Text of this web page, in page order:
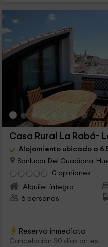
Casa Rural La Rabá-
Alojamiento ubicado a
Sanlucar Del Guadiana,
0 opiniones
Alquiler íntegro
6 personas
Reserva inmediata
Cancelación 30 días antes